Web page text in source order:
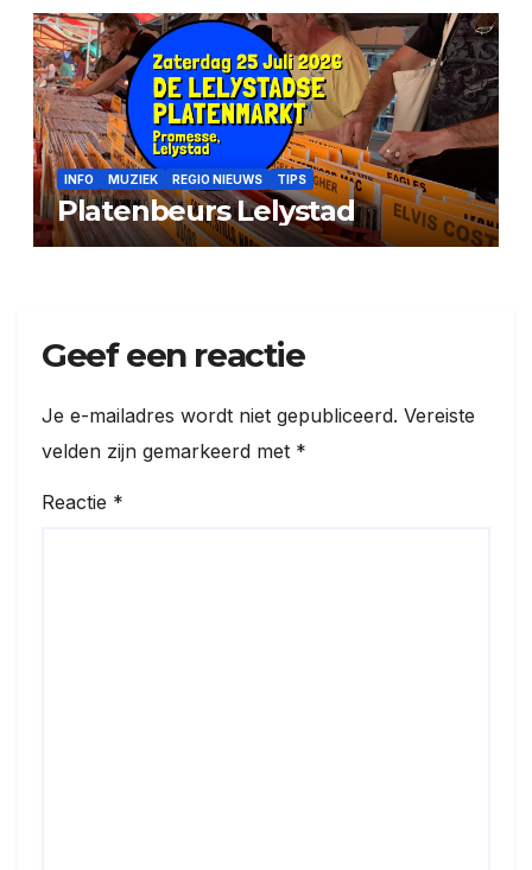
INFO MUZIEK REGIO NIEUWS TIPS
Platenbeurs Lelystad
Geef een reactie
Je e-mailadres wordt niet gepubliceerd. Vereiste
velden zijn gemarkeerd met *
Reactie *